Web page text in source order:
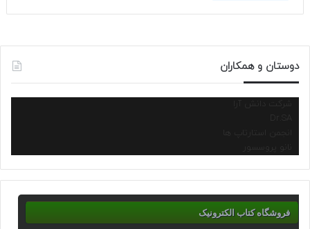
دوستان و همکاران
شرکت دانش آرا
انجمن استارتاپ ها
نانو پروسسور
فروشگاه کتاب الکترونیک